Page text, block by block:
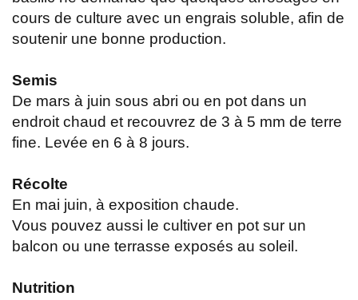
cours de culture avec un engrais soluble, afin de
soutenir une bonne production.
Semis
De mars à juin sous abri ou en pot dans un
endroit chaud et recouvrez de 3 à 5 mm de terre
fine. Levée en 6 à 8 jours.
Récolte
En mai juin, à exposition chaude.
Vous pouvez aussi le cultiver en pot sur un
balcon ou une terrasse exposés au soleil.
Nutrition